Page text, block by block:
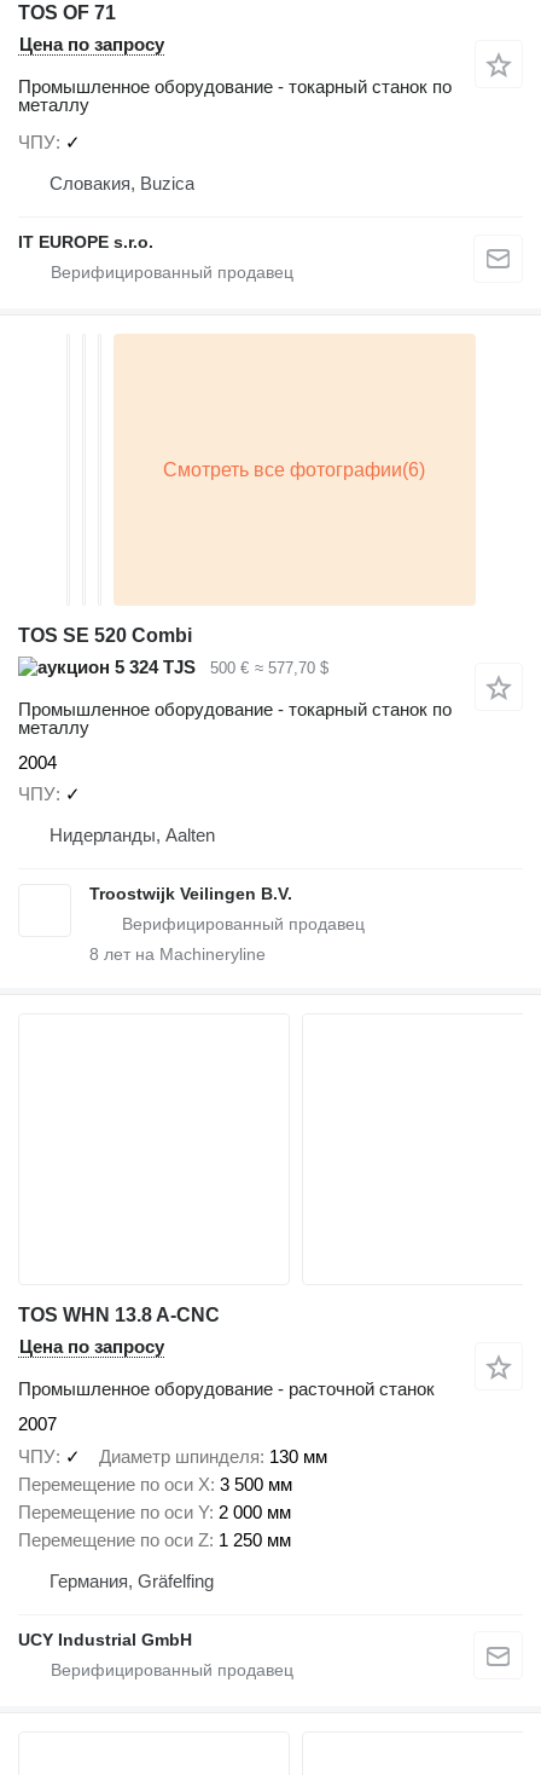
TOS OF 71
Цена по запросу
Промышленное оборудование - токарный станок по
металлу
ЧПУ ✓
Словакия, Buzica
IT EUROPE s.r.o.
TOS SE 520 Combi
5 324 TJS
500 € ≈ 577,70 $
Промышленное оборудование - токарный станок по
металлу
2004
ЧПУ ✓
Нидерланды, Aalten
Troostwijk Veilingen B.V.
8 лет на Machineryline
TOS WHN 13.8 A-CNC
Цена по запросу
Промышленное оборудование - расточной станок
2007
ЧПУ ✓ Диаметр шпинделя 130 мм
Перемещение по оси X 3 500 мм
Перемещение по оси Y 2 000 мм
Перемещение по оси Z 1 250 мм
Германия, Gräfelfing
UCY Industrial GmbH